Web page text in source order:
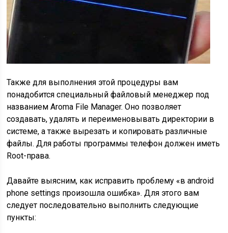
Также для выполнения этой процедуры вам
понадобится специальный файловый менеджер под
названием Aroma File Manager. Оно позволяет
создавать, удалять и переименовывать директории в
системе, а также вырезать и копировать различные
файлы. Для работы программы телефон должен иметь
Root-права.
Давайте выясним, как исправить проблему «в android
phone settings произошла ошибка». Для этого вам
следует последовательно выполнить следующие
пункты: